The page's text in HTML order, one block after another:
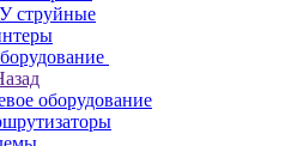
струйные
оборудование